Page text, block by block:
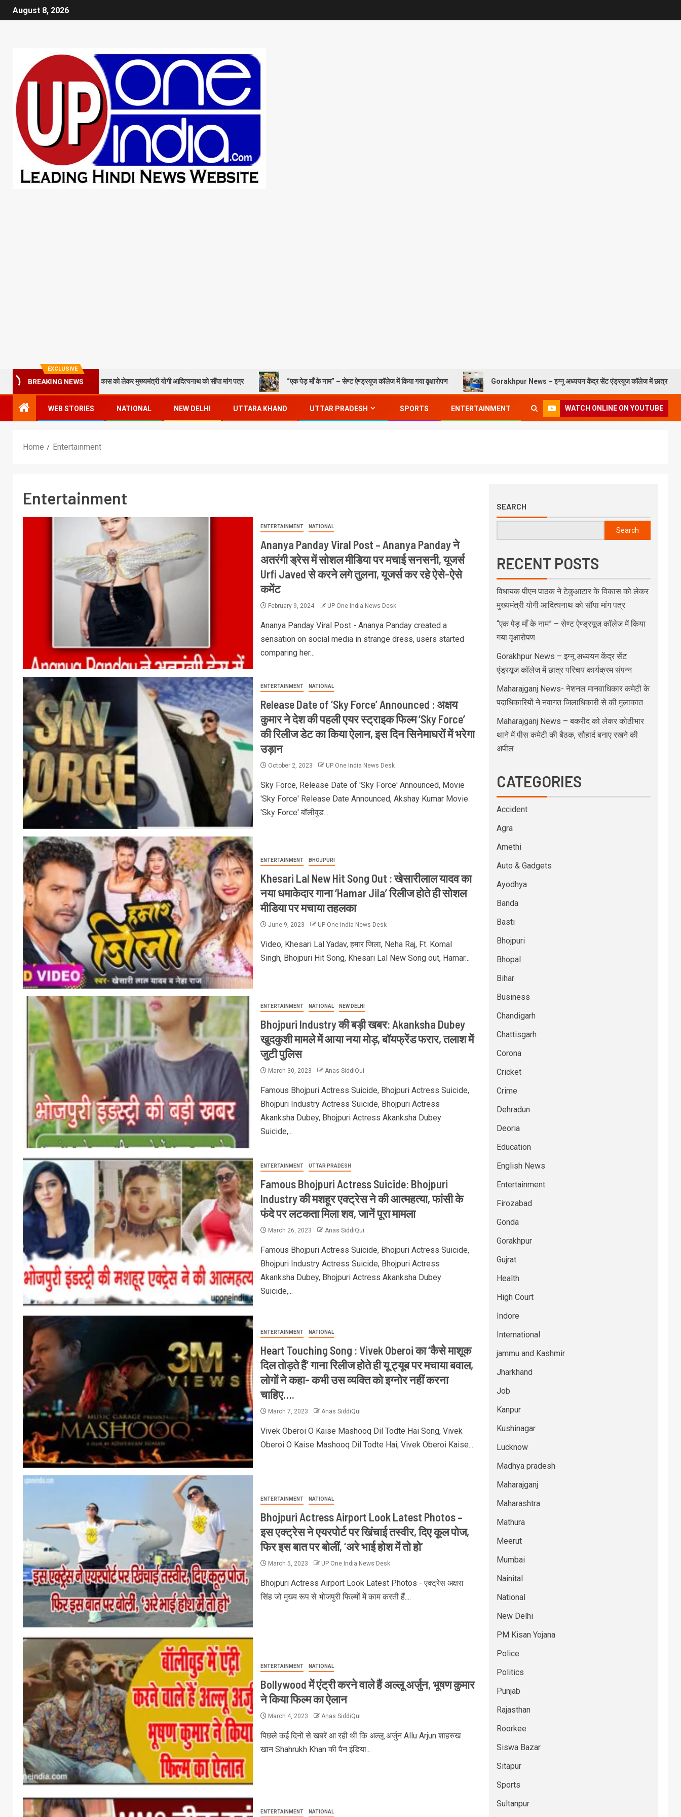
August 8, 2026
EXCLUSIVE
BREAKING NEWS
ने टेकुआटार के विकास को लेकर मुख्यमंत्री योगी आदित्यनाथ को सौंपा मांग पत्र “एक पेड़ माँ के नाम” – सेण्ट ऐण्ड्रयूज कॉलेज में किया गया वृक्षारोपण Gorakhpur News – इग्नू अध्ययन केंद्र सेंट एंड्रयूज कॉलेज में छात्र परिचय कार्यक्रम
WEB STORIES NATIONAL NEW DELHI UTTARA KHAND UTTAR PRADESH SPORTS ENTERTAINMENT WATCH ONLINE ON YOUTUBE
Home Entertainment
Entertainment
ENTERTAINMENT NATIONAL
Ananya Panday Viral Post – Ananya Panday ने
अतरंगी ड्रेस में सोशल मीडिया पर मचाई सनसनी, यूजर्स
Urfi Javed से करने लगे तुलना, यूजर्स कर रहे ऐसे-ऐसे
कमेंट
February 9, 2024 UP One India News Desk
Ananya Panday Viral Post - Ananya Panday created a
sensation on social media in strange dress, users started
comparing her...
ENTERTAINMENT NATIONAL
Release Date of ‘Sky Force’ Announced : अक्षय
कुमार ने देश की पहली एयर स्ट्राइक फिल्म ‘Sky Force’
की रिलीज डेट का किया ऐलान, इस दिन सिनेमाघरों में भरेगा
उड़ान
October 2, 2023 UP One India News Desk
Sky Force, Release Date of 'Sky Force' Announced, Movie
'Sky Force' Release Date Announced, Akshay Kumar Movie
'Sky Force' बॉलीवुड...
ENTERTAINMENT BHOJPURI
Khesari Lal New Hit Song Out : खेसारीलाल यादव का
नया धमाकेदार गाना ‘Hamar Jila’ रिलीज होते ही सोशल
मीडिया पर मचाया तहलका
June 9, 2023 UP One India News Desk
Video, Khesari Lal Yadav, हमार जिला, Neha Raj, Ft. Komal
Singh, Bhojpuri Hit Song, Khesari Lal New Song out, Hamar...
ENTERTAINMENT NATIONAL NEW DELHI
Bhojpuri Industry की बड़ी खबर: Akanksha Dubey
खुदकुशी मामले में आया नया मोड़, बॉयफ्रेंड फरार, तलाश में
जुटी पुलिस
March 30, 2023 Anas SiddiQui
Famous Bhojpuri Actress Suicide, Bhojpuri Actress Suicide,
Bhojpuri Industry Actress Suicide, Bhojpuri Actress
Akanksha Dubey, Bhojpuri Actress Akanksha Dubey
Suicide,...
ENTERTAINMENT UTTAR PRADESH
Famous Bhojpuri Actress Suicide: Bhojpuri
Industry की मशहूर एक्ट्रेस ने की आत्महत्या, फांसी के
फंदे पर लटकता मिला शव, जानें पूरा मामला
March 26, 2023 Anas SiddiQui
Famous Bhojpuri Actress Suicide, Bhojpuri Actress Suicide,
Bhojpuri Industry Actress Suicide, Bhojpuri Actress
Akanksha Dubey, Bhojpuri Actress Akanksha Dubey
Suicide,...
ENTERTAINMENT NATIONAL
Heart Touching Song : Vivek Oberoi का ‘कैसे माशूक
दिल तोड़ते हैं’ गाना रिलीज होते ही यू ट्यूब पर मचाया बवाल,
लोगों ने कहा- कभी उस व्यक्ति को इग्नोर नहीं करना
चाहिए….
March 7, 2023 Anas SiddiQui
Vivek Oberoi O Kaise Mashooq Dil Todte Hai Song, Vivek
Oberoi O Kaise Mashooq Dil Todte Hai, Vivek Oberoi Kaise...
ENTERTAINMENT NATIONAL
Bhojpuri Actress Airport Look Latest Photos –
इस एक्ट्रेस ने एयरपोर्ट पर खिंचाई तस्वीर, दिए कूल पोज,
फिर इस बात पर बोलीं, ‘अरे भाई होश में तो हो’
March 5, 2023 UP One India News Desk
Bhojpuri Actress Airport Look Latest Photos - एक्ट्रेस अक्षरा
सिंह जो मुख्य रूप से भोजपुरी फिल्मों में काम करती हैं....
ENTERTAINMENT NATIONAL
Bollywood में एंट्री करने वाले हैं अल्लू अर्जुन, भूषण कुमार
ने किया फिल्म का ऐलान
March 4, 2023 Anas SiddiQui
पिछले कई दिनों से खबरें आ रही थीं कि अल्लू अर्जुन Allu Arjun शाहरुख
खान Shahrukh Khan की पैन इंडिया...
ENTERTAINMENT NATIONAL
SEARCH
Search
RECENT POSTS
विधायक पीएन पाठक ने टेकुआटार के विकास को लेकर
मुख्यमंत्री योगी आदित्यनाथ को सौंपा मांग पत्र
“एक पेड़ माँ के नाम” – सेण्ट ऐण्ड्रयूज कॉलेज में किया
गया वृक्षारोपण
Gorakhpur News – इग्नू अध्ययन केंद्र सेंट
एंड्रयूज कॉलेज में छात्र परिचय कार्यक्रम संपन्न
Maharajganj News- नेशनल मानवाधिकार कमेटी के
पदाधिकारियों ने नवागत जिलाधिकारी से की मुलाकात
Maharajganj News – बकरीद को लेकर कोठीभार
थाने में पीस कमेटी की बैठक, सौहार्द बनाए रखने की
अपील
CATEGORIES
Accident
Agra
Amethi
Auto & Gadgets
Ayodhya
Banda
Basti
Bhojpuri
Bhopal
Bihar
Business
Chandigarh
Chattisgarh
Corona
Cricket
Crime
Dehradun
Deoria
Education
English News
Entertainment
Firozabad
Gonda
Gorakhpur
Gujrat
Health
High Court
Indore
International
jammu and Kashmir
Jharkhand
Job
Kanpur
Kushinagar
Lucknow
Madhya pradesh
Maharajganj
Maharashtra
Mathura
Meerut
Mumbai
Nainital
National
New Delhi
PM Kisan Yojana
Police
Politics
Punjab
Rajasthan
Roorkee
Siswa Bazar
Sitapur
Sports
Sultanpur